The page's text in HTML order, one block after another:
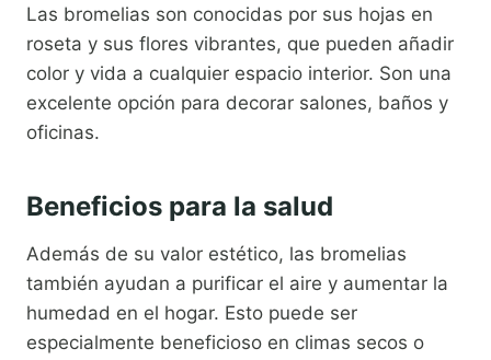
Las bromelias son conocidas por sus hojas en
roseta y sus flores vibrantes, que pueden añadir
color y vida a cualquier espacio interior. Son una
excelente opción para decorar salones, baños y
oficinas.
Beneficios para la salud
Además de su valor estético, las bromelias
también ayudan a purificar el aire y aumentar la
humedad en el hogar. Esto puede ser
especialmente beneficioso en climas secos o